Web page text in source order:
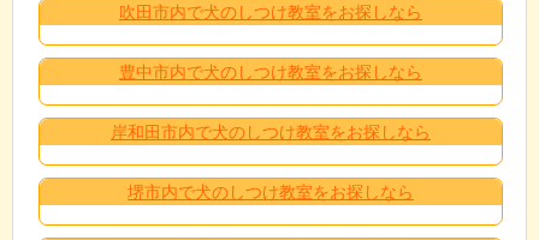
吹田市内で犬のしつけ教室をお探しなら
豊中市内で犬のしつけ教室をお探しなら
岸和田市内で犬のしつけ教室をお探しなら
堺市内で犬のしつけ教室をお探しなら